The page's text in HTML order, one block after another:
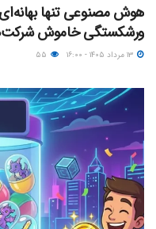
هوش مصنوعی تنها
ورشکستگی خاموش